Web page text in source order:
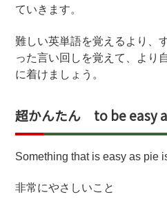
ていきます。
難しい英単語を覚えるより、
った言い回しを覚えて、より
に着けましょう。
超かんたん to be easy
Something that is easy as pie
非常にやさしいこと